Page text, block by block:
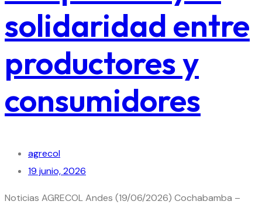
solidaridad entre
productores y
consumidores
agrecol
19 junio, 2026
Noticias AGRECOL Andes (19/06/2026) Cochabamba –